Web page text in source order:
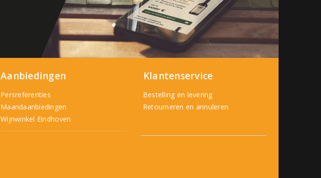
Aanbiedingen
Persreferenties
Maandaanbiedingen
Wijnwinkel Eindhoven
Klantenservice
Bestelling en levering
Retourneren en annuleren